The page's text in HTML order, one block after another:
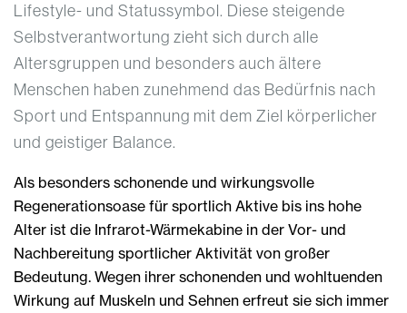
Lifestyle- und Statussymbol. Diese steigende
Selbstverantwortung zieht sich durch alle
Altersgruppen und besonders auch ältere
Menschen haben zunehmend das Bedürfnis nach
Sport und Entspannung mit dem Ziel körperlicher
und geistiger Balance.
Als besonders schonende und wirkungsvolle
Regenerationsoase für sportlich Aktive bis ins hohe
Alter ist die Infrarot-Wärmekabine in der Vor- und
Nachbereitung sportlicher Aktivität von großer
Bedeutung. Wegen ihrer schonenden und wohltuenden
Wirkung auf Muskeln und Sehnen erfreut sie sich immer